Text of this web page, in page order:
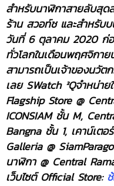
สำหรับนาฬิกาสายลับสุด
ร้าน สวอท์ช และสำหรับบ
วันที่ 6 ตุลาคม 2020 ก่อ
ทั่วโลกในเดือนพฤศจิกา
สามารถเป็นเจ้าของนวั
เลย SWatch ²Qจำหน่า
Flagship Store @
ICONSIAM ชั้น M,
Bangna ชั้น 1, เคาน์เต
Galleria @
นาฬิกา @ Central
เว็บไซต์ Official Store: